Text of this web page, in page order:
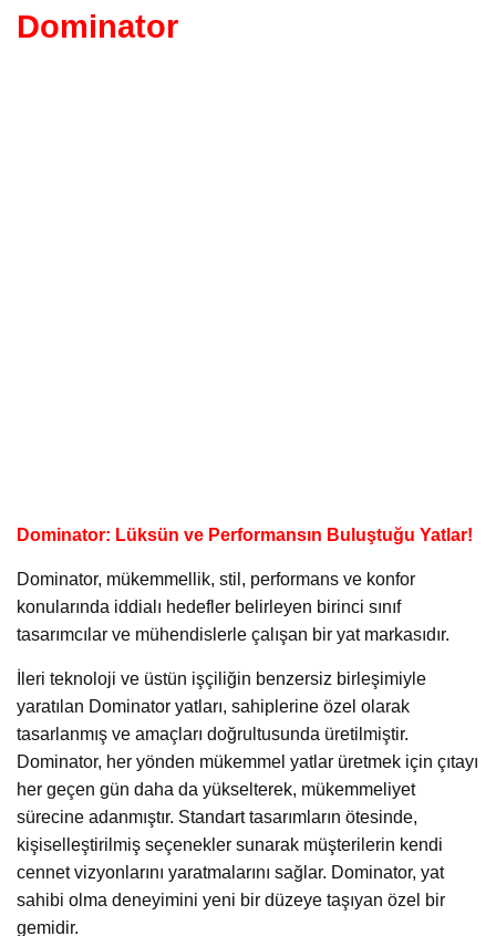
Dominator
Dominator: Lüksün ve Performansın Buluştuğu Yatlar!
Dominator, mükemmellik, stil, performans ve konfor
konularında iddialı hedefler belirleyen birinci sınıf
tasarımcılar ve mühendislerle çalışan bir yat markasıdır.
İleri teknoloji ve üstün işçiliğin benzersiz birleşimiyle
yaratılan Dominator yatları, sahiplerine özel olarak
tasarlanmış ve amaçları doğrultusunda üretilmiştir.
Dominator, her yönden mükemmel yatlar üretmek için çıtayı
her geçen gün daha da yükselterek, mükemmeliyet
sürecine adanmıştır. Standart tasarımların ötesinde,
kişiselleştirilmiş seçenekler sunarak müşterilerin kendi
cennet vizyonlarını yaratmalarını sağlar. Dominator, yat
sahibi olma deneyimini yeni bir düzeye taşıyan özel bir
gemidir.